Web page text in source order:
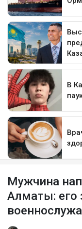
Мужчина
Алматы: его